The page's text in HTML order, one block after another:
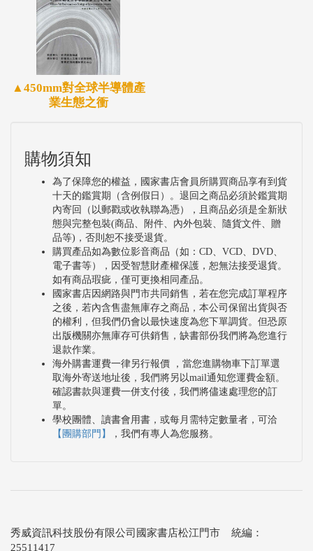
▲450mm對全球半導體產
業生態之衝
購物須知
為了保障您的權益，國家書店會員所購買商品享有到貨
十天的鑑賞期（含例假日）。退回之商品必須於鑑賞期
內寄回（以郵戳或收執聯為憑），且商品必須是全新狀
態與完整包裝(商品、附件、內外包裝、隨貨文件、贈
品等)，否則恕不接受退貨。
購買產品如為數位影音商品（如：CD、VCD、DVD、
電子書等），因受智慧財產權保護，恕無法接受退貨。
如有商品瑕疵，僅可更換相同產品。
國家書店因網路與門市共同銷售，若在您完成訂單程序
之後，若內含售盡無庫存之商品，本公司保留出貨與否
的權利，但我們仍會以最快速度為您下單調貨。但恐原
出版機關亦無庫存可供銷售，缺書部份我們將為您進行
退款作業。
海外購書運費一律另行報價 ，當您進購物車下訂單選
取海外寄送地址後，我們將另以mail通知您運費金額。
確認書款與運費一併支付後，我們將儘速處理您的訂
單。
學校團體、讀書會用書，或每月需特定數量者，可洽
【團購部門】
，我們有專人為您服務。
秀威資訊科技股份有限公司國家書店松江門市 統編：
25511417